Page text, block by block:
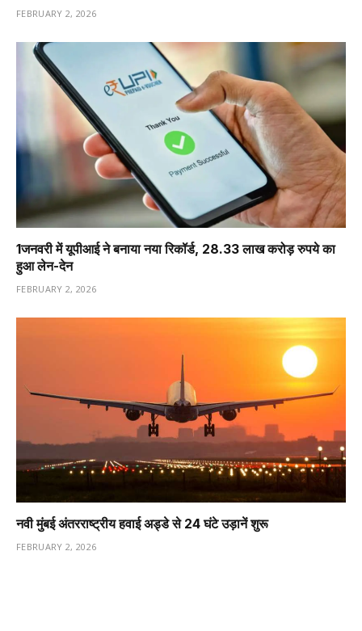
FEBRUARY 2, 2026
1️जनवरी में यूपीआई ने बनाया नया रिकॉर्ड, 28.33 लाख करोड़ रुपये का
हुआ लेन-देन
FEBRUARY 2, 2026
नवी मुंबई अंतरराष्ट्रीय हवाई अड्डे से 24 घंटे उड़ानें शुरू
FEBRUARY 2, 2026